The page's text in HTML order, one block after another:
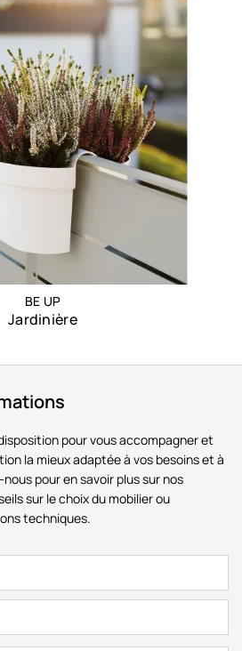
BE UP
Jardinière
pour vous accompagner et
la mieux adaptée à vos besoins et à
pour en savoir plus sur nos
sur le choix du mobilier ou
techniques.